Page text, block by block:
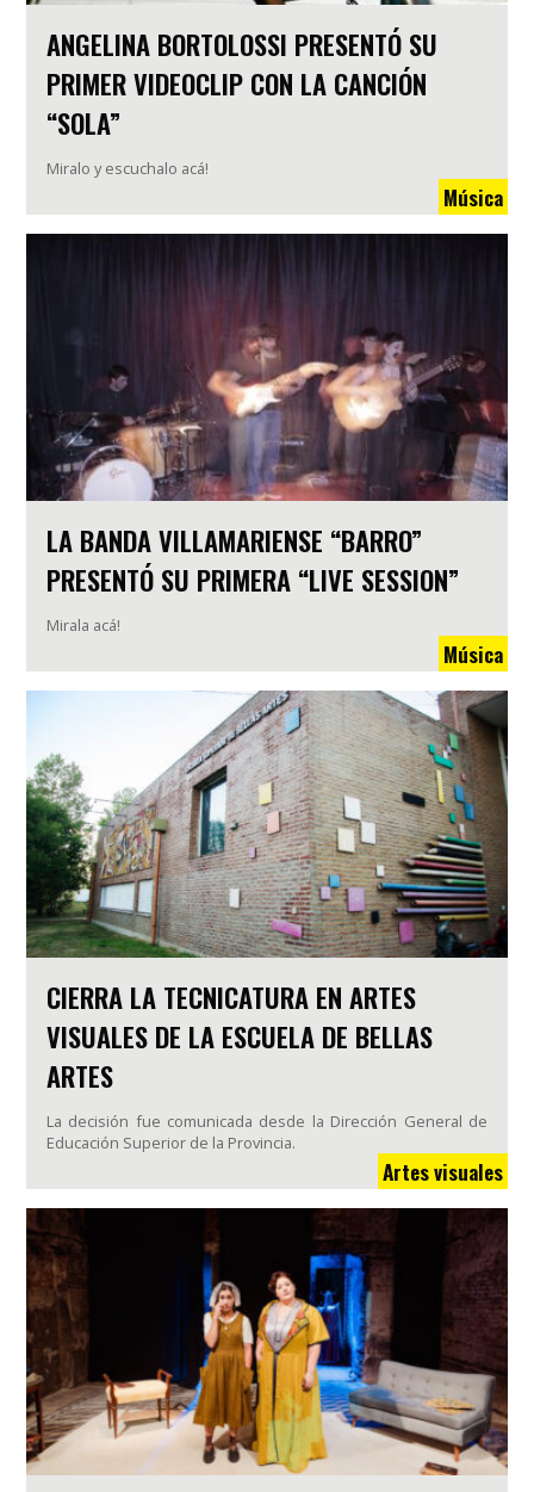
ANGELINA BORTOLOSSI PRESENTÓ SU
PRIMER VIDEOCLIP CON LA CANCIÓN
“SOLA”
Miralo y escuchalo acá!
Música
LA BANDA VILLAMARIENSE “BARRO”
PRESENTÓ SU PRIMERA “LIVE SESSION”
Mirala acá!
Música
CIERRA LA TECNICATURA EN ARTES
VISUALES DE LA ESCUELA DE BELLAS
ARTES
La decisión fue comunicada desde la Dirección General de
Educación Superior de la Provincia.
Artes visuales